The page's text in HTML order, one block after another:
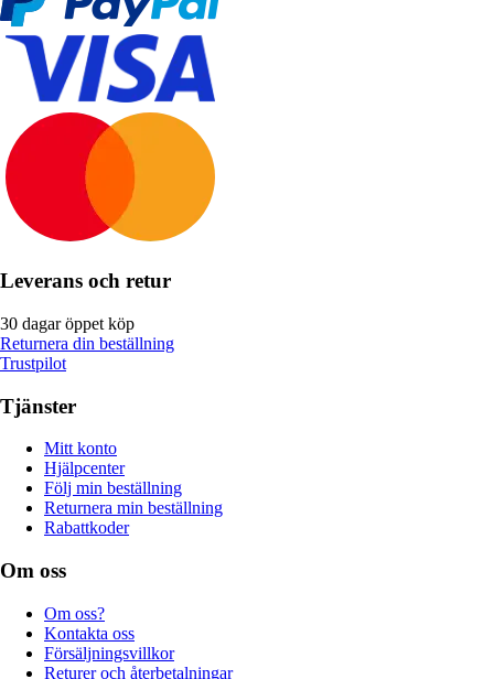
Leverans och retur
30 dagar öppet köp
Returnera din beställning
Trustpilot
Tjänster
Mitt konto
Hjälpcenter
Följ min beställning
Returnera min beställning
Rabattkoder
Om oss
Om oss?
Kontakta oss
Försäljningsvillkor
Returer och återbetalningar